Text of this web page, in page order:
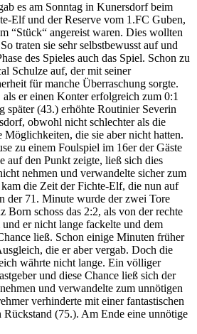
es am Sonntag in Kunersdorf beim
Elf und der Reserve vom 1.FC Guben,
“Stück“ angereist waren. Dies wollten
traten sie sehr selbstbewusst auf und
des Spieles auch das Spiel. Schon zu
Schulze auf, der mit seiner
für manche Überraschung sorgte.
er einen Konter erfolgreich zum 0:1
später (43.) erhöhte Routinier Severin
obwohl nicht schlechter als die
Möglichkeiten, die sie aber nicht hatten.
zu einem Foulspiel im 16er der Gäste
auf den Punkt zeigte, ließ sich dies
nehmen und verwandelte sicher zum
die Zeit der Fichte-Elf, die nun auf
der 71. Minute wurde der zwei Tore
Born schoss das 2:2, als von der rechte
er nicht lange fackelte und dem
ließ. Schon einige Minuten früher
die er aber vergab. Doch die
währte nicht lange. Ein völliger
und diese Chance ließ sich der
und verwandelte zum unnötigen
verhinderte mit einer fantastischen
Rückstand (75.). Am Ende eine unnötige